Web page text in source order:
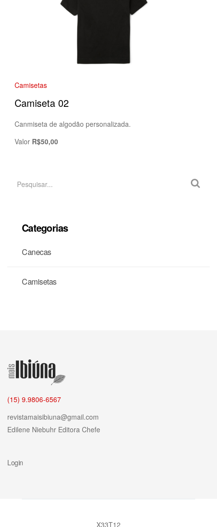
Camisetas
Camiseta 02
Canmiseta de algodão personalizada.
Valor R$50,00
Categorias
Canecas
Camisetas
(15) 9.9806-6567
revistamaisibiuna@gmail.com
Edilene Niebuhr Editora Chefe
Login
X33T12